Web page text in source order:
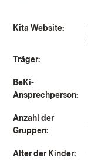
Kita Website:
Träger:
BeKi-
Ansprechperson:
Anzahl der
Gruppen:
Alter der Kinder: